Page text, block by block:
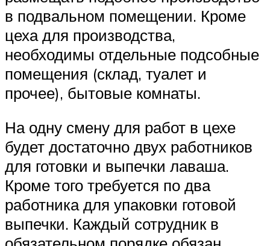
в подвальном помещении. Кроме
цеха для производства,
необходимы отдельные подсобные
помещения (склад, туалет и
прочее), бытовые комнаты.
На одну смену для работ в цехе
будет достаточно двух работников
для готовки и выпечки лаваша.
Кроме того требуется по два
работника для упаковки готовой
выпечки. Каждый сотрудник в